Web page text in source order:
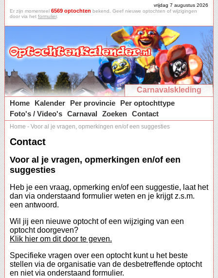
vrijdag 7 augustus 2026
Er zijn momenteel 6569 optochten bekend. Geef nieuwe optochten of wijzigingen
door via het formulier.
Carnavalskleding
Home
Kalender Per provincie
Per optochttype
Foto's / Video's Carnaval Zoeken Contact
Home - Voor al je vragen, opmerkingen en/of een suggesties
Contact
Voor al je vragen, opmerkingen en/of een
suggesties
Heb je een vraag, opmerking en/of een suggestie, laat het
dan via onderstaand formulier weten en je krijgt z.s.m.
een antwoord.
Wil jij een nieuwe optocht of een wijziging van een
optocht doorgeven?
Klik hier om dit door te geven.
Specifieke vragen over een optocht kunt u het beste
stellen via de organisatie van de desbetreffende optocht
en niet via onderstaand formulier.